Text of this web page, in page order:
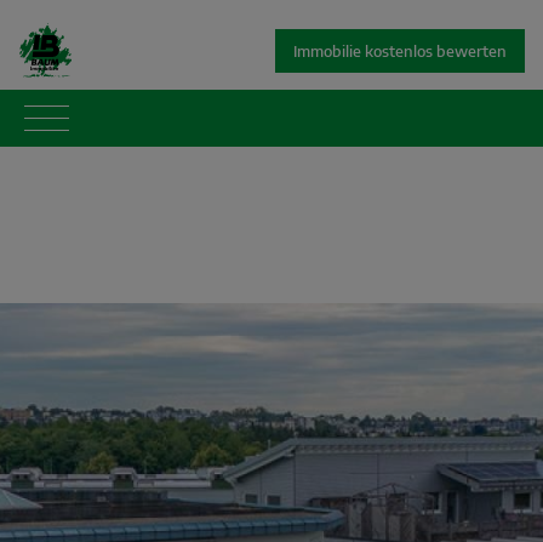
Immobilie kostenlos bewerten